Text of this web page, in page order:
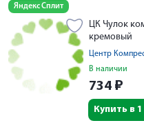
Яндекс Сплит
ЦК Чулок
кремовый
Центр
В наличии
734 ₽
Купить в